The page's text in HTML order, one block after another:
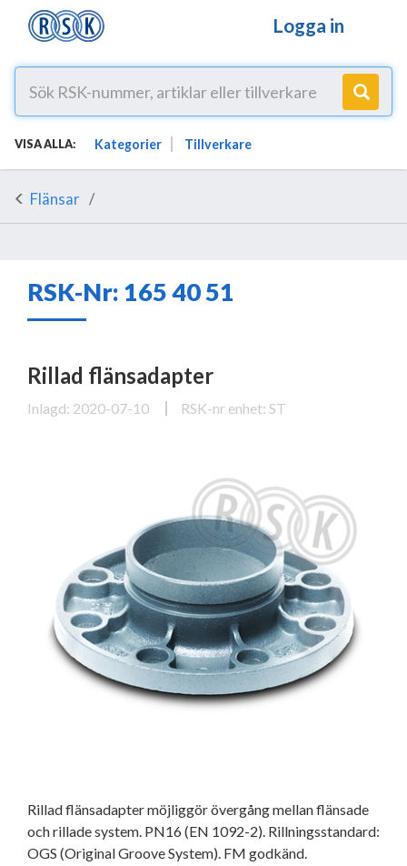
Logga in
VISA ALLA: Kategorier Tillverkare
Flänsar
RSK-Nr: 165 40 51
Rillad flänsadapter
Inlagd: 2020-07-10 RSK-nr enhet: ST
Rillad flänsadapter möjliggör övergång mellan flänsade
och rillade system. PN16 (EN 1092-2). Rillningsstandard:
OGS (Original Groove System). FM godkänd.